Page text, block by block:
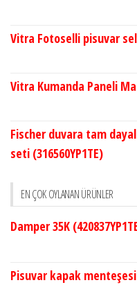
Vitra Fotoselli pisuvar
Vitra Kumanda Paneli
Fischer duvara tam
seti (316560YP1TE)
EN ÇOK OYLANAN ÜRÜNLER
Damper 35K
Pisuvar kapak menteşesi